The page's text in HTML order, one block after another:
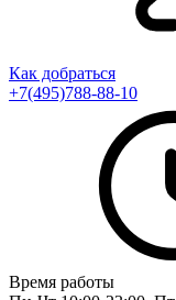
Как добраться
+7(495)788-88-10
Время работы